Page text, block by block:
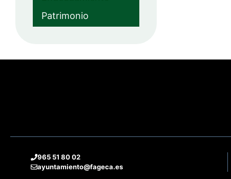
Patrimonio
965 51 80 02
ayuntamiento@fageca.es